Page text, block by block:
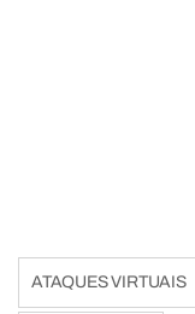
ATAQUES VIRTUAIS